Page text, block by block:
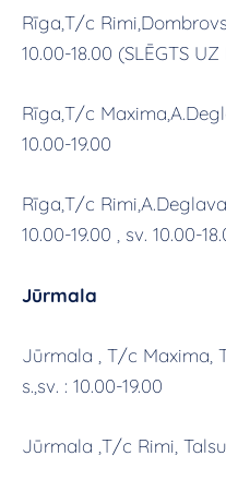
Rīga,T/c
10.00-18.00 (SLĒGTS
Rīga,T/c
10.00-19.00
Rīga,T/c
10.00-19.00 , sv. 10.00-
Jūrmala
Jūrmala , T/c Maxima,
s.,sv. : 10.00-19.00
Jūrmala ,T/c Rimi,